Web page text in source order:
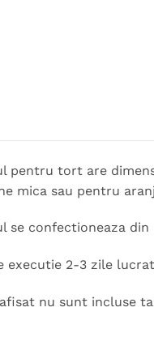
pentru tort are
mica sau pentru
se confectioneaza
executie 2-3 zile
nu sunt incluse